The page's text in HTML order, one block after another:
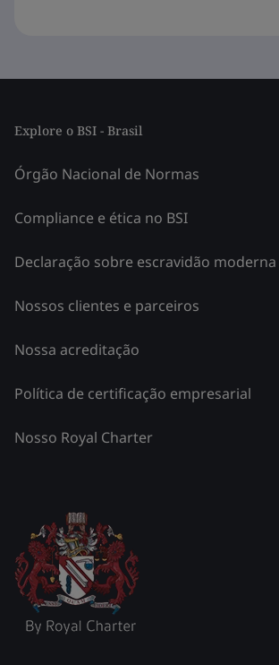
Explore o BSI - Brasil
Órgão Nacional de Normas
Compliance e ética no BSI
Declaração sobre escravidão moderna
Nossos clientes e parceiros
Nossa acreditação
Política de certificação empresarial
Nosso Royal Charter